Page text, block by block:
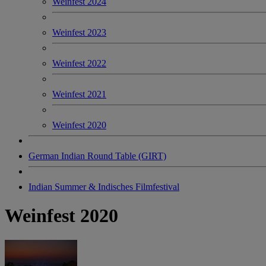
Weinfest 2023
Weinfest 2022
Weinfest 2021
Weinfest 2020
German Indian Round Table (GIRT)
Indian Summer & Indisches Filmfestival
Weinfest 2020